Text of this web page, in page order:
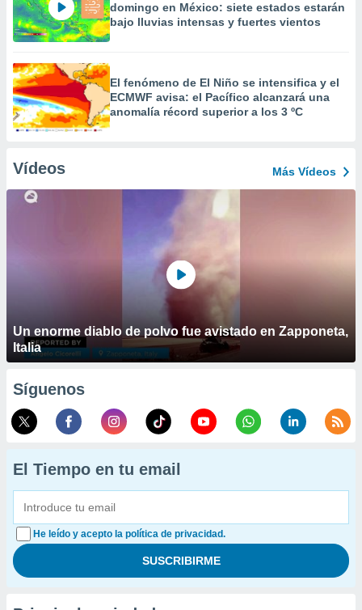
domingo en México: siete estados estarán
bajo lluvias intensas y fuertes vientos
El fenómeno de El Niño se intensifica y el
ECMWF avisa: el Pacífico alcanzará una
anomalía récord superior a los 3 ºC
Vídeos Más Vídeos
Un enorme diablo de polvo fue avistado en Zapponeta,
Italia
Síguenos
El Tiempo en tu email
He leído y acepto la política de privacidad.